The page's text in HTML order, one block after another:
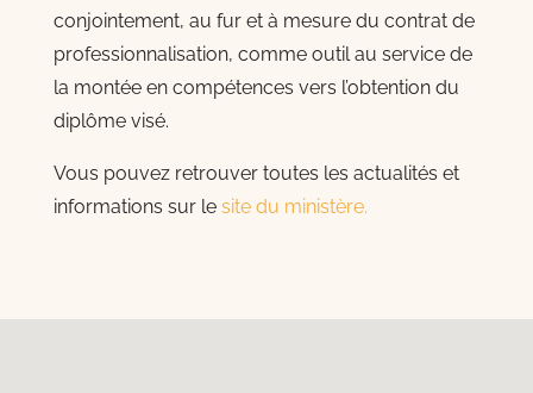
conjointement, au fur et à mesure du contrat de
professionnalisation, comme outil au service de
la montée en compétences vers l’obtention du
diplôme visé.
Vous pouvez retrouver toutes les actualités et
informations sur le site du ministère.